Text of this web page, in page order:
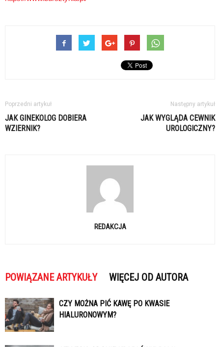
Poprzedni artykuł
JAK GINEKOLOG DOBIERA
WZIERNIK?
Następny artykuł
JAK WYGLĄDA CEWNIK
UROLOGICZNY?
REDAKCJA
POWIĄZANE ARTYKUŁY WIĘCEJ OD AUTORA
CZY MOŻNA PIĆ KAWĘ PO KWASIE
HIALURONOWYM?